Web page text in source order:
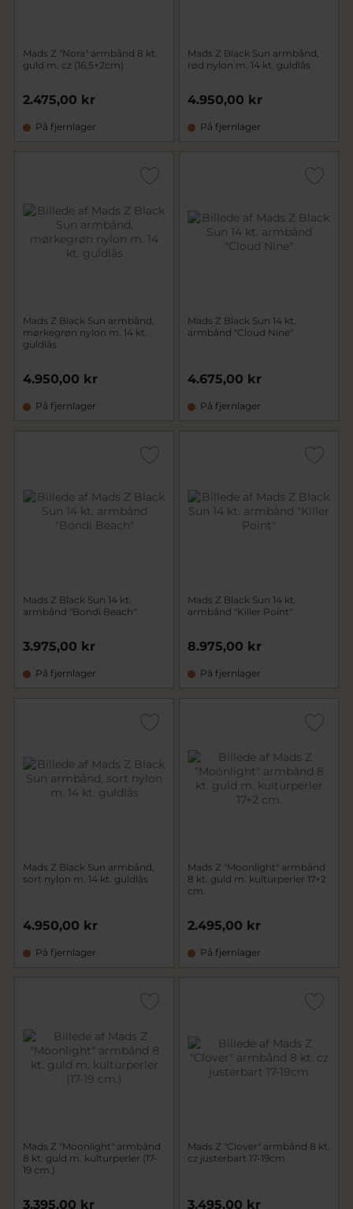
Mads Z "Nora" armbånd 8 kt.
guld m. cz (16,5+2cm)
2.475,00 kr
På fjernlager
Mads Z Black Sun armbånd,
rød nylon m. 14 kt. guldlås
4.950,00 kr
På fjernlager
Mads Z Black Sun armbånd,
mørkegrøn nylon m. 14 kt.
guldlås
4.950,00 kr
På fjernlager
Mads Z Black Sun 14 kt.
armbånd "Cloud Nine"
4.675,00 kr
På fjernlager
Mads Z Black Sun 14 kt.
armbånd "Bondi Beach"
3.975,00 kr
På fjernlager
Mads Z Black Sun 14 kt.
armbånd "Killer Point"
8.975,00 kr
På fjernlager
Mads Z Black Sun armbånd,
sort nylon m. 14 kt. guldlås
4.950,00 kr
På fjernlager
Mads Z "Moonlight" armbånd
8 kt. guld m. kulturperler 17+2
cm.
2.495,00 kr
På fjernlager
Mads Z "Moonlight" armbånd
8 kt. guld m. kulturperler (17-
19 cm.)
3.395,00 kr
Mads Z "Clover" armbånd 8 kt.
cz justerbart 17-19cm
3.495,00 kr